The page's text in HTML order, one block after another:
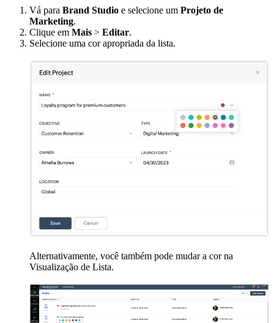
Vá para Brand Studio e selecione um Projeto de
Marketing.
Clique em Mais > Editar.
Selecione uma cor apropriada da lista.
Alternativamente, você também pode mudar a cor na
Visualização de Lista.